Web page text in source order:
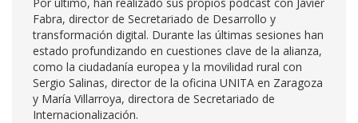
Fabra, director de Secretariado de Desarrollo y
transformación digital. Durante las últimas sesiones han
estado profundizando en cuestiones clave de la alianza,
como la ciudadanía europea y la movilidad rural con
Sergio Salinas, director de la oficina UNITA en Zaragoza
y María Villarroya, directora de Secretariado de
Internacionalización.